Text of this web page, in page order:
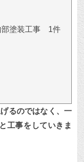
塗装工事 1件
るのではなく、一
工事をしていきま